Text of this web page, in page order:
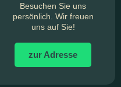
Besuchen Sie uns
persönlich. Wir freuen
uns auf Sie!
zur Adresse